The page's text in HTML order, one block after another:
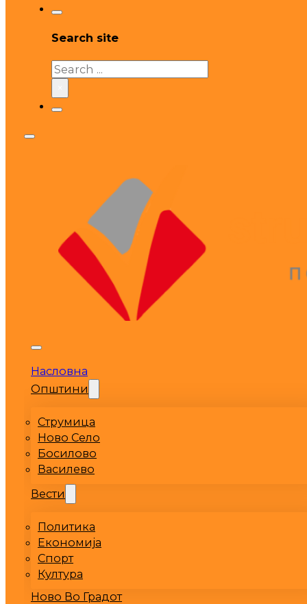
Search site
Search
Насловна
Општини
Струмица
Ново Село
Босилово
Василево
Вести
Политика
Економија
Спорт
Култура
Ново Во Градот